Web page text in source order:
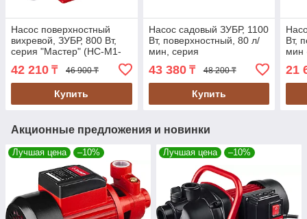
Насос поверхностный
вихревой, ЗУБР, 800 Вт,
серия "Мастер" (НС-М1-
42 210 ₸ 46 900 ₸
Купить
Насос садовый ЗУБР, 1100
Вт, поверхностный, 80 л/
мин, серия
"Профессионал" (НС-Т3-
1100)
43 380₸ 48 200 ₸
Купить
Вт,
мин
21
Акционные предложения и новинки
Лучшая цена –10% Лучшая цена –10%